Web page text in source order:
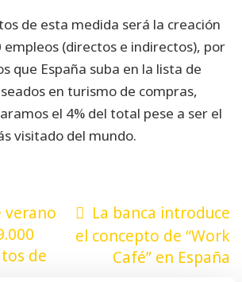
de esta medida será la creación
empleos (directos e indirectos), por
que España suba en la lista de
en turismo de compras,
el 4% del total pese a ser el
visitado del mundo.
verano
de
La banca introduce
el concepto de “Work
Café” en España